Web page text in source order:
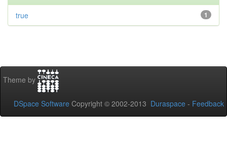
1
true
Theme by
DSpace Software Copyright © 2002-2013 Duraspace - Feedback